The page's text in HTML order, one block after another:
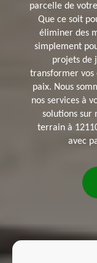
parcelle de
Que ce soit
éliminer des
simplement
projets de
transformer vos
paix. Nous
nos services à
solutions sur
terrain à
avec